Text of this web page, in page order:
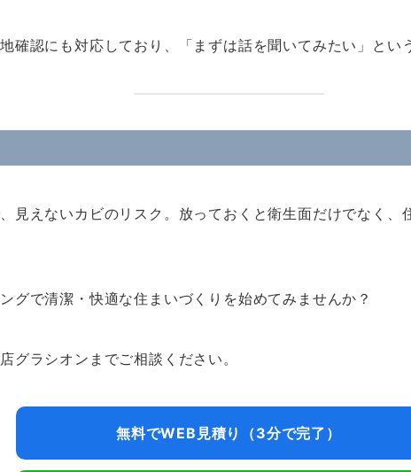
確認にも対応しており、「まずは話を聞いてみたい」とい
見えないカビのリスク。放っておくと衛生面だけでなく、
グで清潔・快適な住まいづくりを始めてみませんか？
グラシオンまでご相談ください。
無料でWEB見積り（3分で完了）